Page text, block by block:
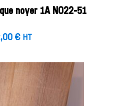
noyer 1A NO22-51
€ HT